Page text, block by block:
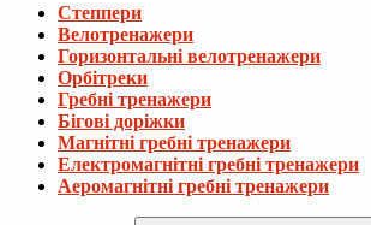
Степпери
Велотренажери
Горизонтальні велотренажери
Орбітреки
Гребні тренажери
Бігові доріжки
Магнітні гребні тренажери
Електромагнітні гребні тренажери
Аеромагнітні гребні тренажери